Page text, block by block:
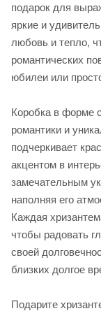
подарок для
яркие и
любовь и тепло,
романтических
юбилеи или
Коробка в форме
романтики и
подчеркивает
акцентом в
замечательным
наполняя его
Каждая
чтобы радовать
своей
близких долгое
Подарите